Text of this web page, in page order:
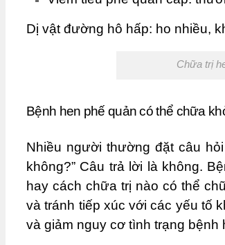
Dị vật đường hô hấp: ho nhiều,
Chữa trị
Bệnh hen phế quản có thể chữa
Nhiều người thường đặt câu hỏi
không?” Câu trả lời là không.
hay cách chữa trị nào có thể
và tránh tiếp xúc với các yếu tố
và giảm nguy cơ tình trạng